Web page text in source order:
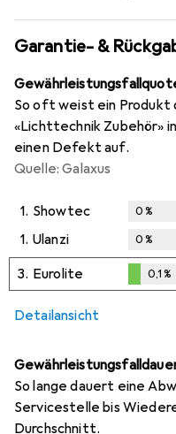
Garantie- &
So oft weist ein Produkt
«Lichttechnik Zubehör»
einen Defekt auf.
Quelle: Galaxus
1. Showtec 0%
1. Ulanzi 0%
3. Eurolite
0,1%
0,1%
Detailansicht
So lange dauert eine
Servicestelle bis
Durchschnitt.